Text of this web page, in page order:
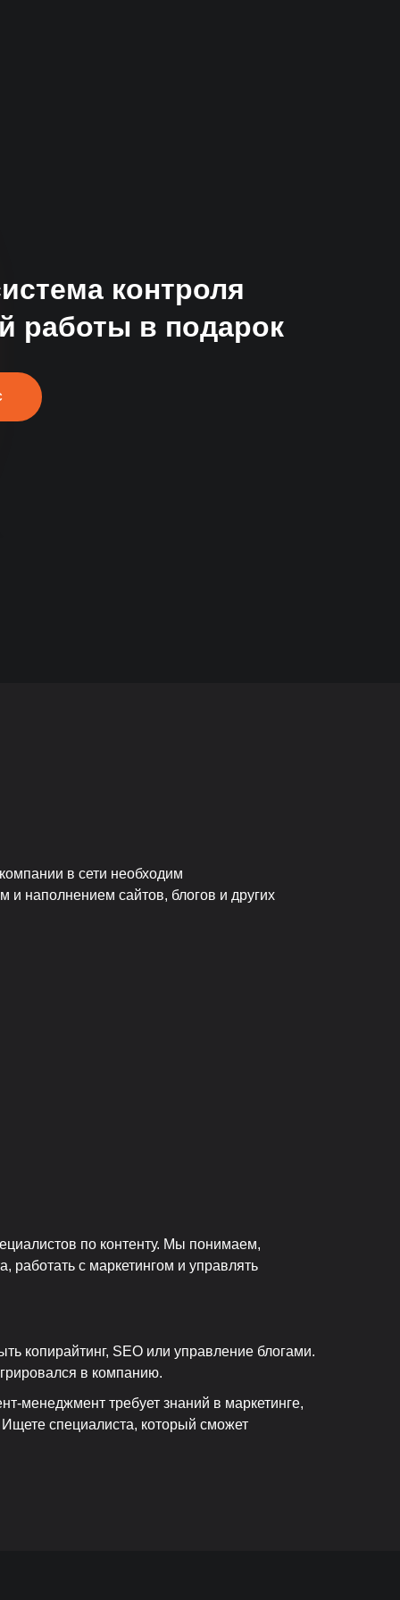
контроля
работы в подарок
в сети необходим
наполнением сайтов, блогов и других
по контенту. Мы понимаем,
работать с маркетингом и управлять
копирайтинг, SEO или управление блогами.
в компанию.
менеджмент требует знаний в маркетинге,
специалиста, который сможет